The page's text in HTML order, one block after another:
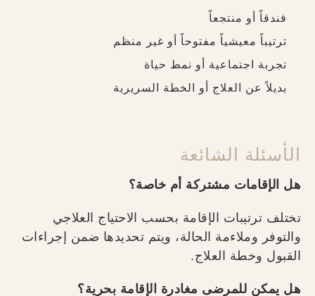
فندقاً أو منتجعاً
ترتيباً معيشياً مفتوحاً أو غير منظم
تجربة اجتماعية أو نمط حياة
بديلاً عن العلاج أو الخطة السريرية
الأسئلة الشائعة
هل الإقامات مشتركة أم خاصة؟
تختلف ترتيبات الإقامة بحسب الاحتياج العلاجي
والتوفر وملاءمة الحالة، ويتم تحديدها ضمن إجراءات
القبول وخطة العلاج.
هل يمكن للمرضى مغادرة الإقامة بحرية؟